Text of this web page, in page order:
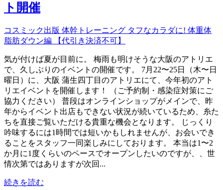
ト開催
コスミック出版 体幹トレーニング タフなカラダに! 体重体
脂肪ダウン編 【代引き決済不可】
気が付けば夏が目前に。 梅雨も明けそうな大阪のアトリエ
で、久しぶりのイベントの開催です。 7月22〜25日（木〜日
曜日）に、大阪 蒲生四丁目のアトリエにて、今年初のアト
リエイベントを開催します！ （ご予約制・感染症対策にご
協力ください） 普段はオンラインショップがメインで、昨
年からイベント出店もできない状況が続いているため、糸た
ちを直接ご覧いただける貴重な機会となります。 じっくり
吟味するには1時間では短いかもしれませんが、お会いでき
ることをスタッフ一同楽しみにしております。 本当は1〜2
か月に1度くらいのペースでオープンしたいのですが、、世
情次第ではありますが次回...
続きを読む